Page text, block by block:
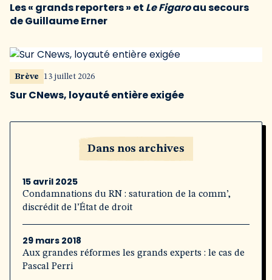
Les « grands reporters » et Le Figaroau secours
de Guillaume Erner
Brève 13 juillet 2026
Sur CNews, loyauté entière exigée
Dans nos archives
15 avril 2025
Condamnations du RN : saturation de la comm’,
discrédit de l’État de droit
29 mars 2018
Aux grandes réformes les grands experts : le cas de
Pascal Perri